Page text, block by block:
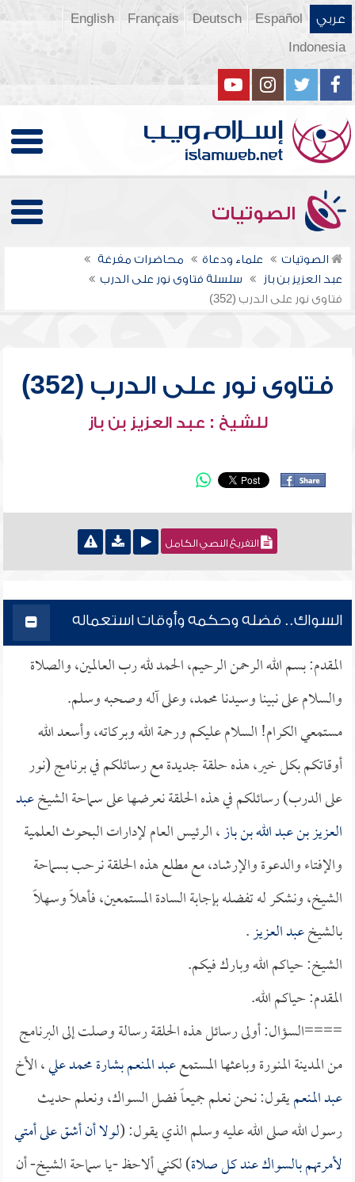
عربي Español
Deutsch
Français
English
Indonesia
الصوتيات
الصوتيات علماء ودعاة
محاضرات مفرغة
عبد العزيز بن باز
سلسلة فتاوى نور على الدرب
فتاوى نور على الدرب (352)
فتاوى نور على الدرب (352)
للشيخ : عبد العزيز بن باز
التفريغ النصي الكامل
السواك.. فضله وحكمه وأوقات استعماله
المقدم: بسم الله الرحمن الرحيم، الحمد لله رب العالمين، والصلاة
والسلام على نبينا وسيدنا محمد، وعلى آله وصحبه وسلم.
مستمعي الكرام! السلام عليكم ورحمة الله وبركاته، وأسعد الله
أوقاتكم بكل خير، هذه حلقة جديدة مع رسائلكم في برنامج (نور
على الدرب) رسائلكم في هذه الحلقة نعرضها على سماحة الشيخعبد
العزيز بن عبد الله بن باز، الرئيس العام لإدارات البحوث العلمية
والإفتاء والدعوة والإرشاد، مع مطلع هذه الحلقة نرحب بسماحة
الشيخ، ونشكر له تفضله بإجابة السادة المستمعين، فأهلاً وسهلاً
بالشيخعبد العزيز.
الشيخ: حياكم الله وبارك فيكم.
المقدم: حياكم الله.
====السؤال: أولى رسائل هذه الحلقة رسالة وصلت إلى البرنامج
من المدينة المنورة وباعثها المستمععبد المنعم بشارة محمد علي، الأخ
عبد المنعميقول: نحن نعلم جميعاً فضل السواك، ونعلم حديث
رسول الله صلى الله عليه وسلم الذي يقول: (لولا أن أشق على أمتي
لأمرتهم بالسواك عند كل صلاة) لكني ألاحظ -يا سماحة الشيخ- أن